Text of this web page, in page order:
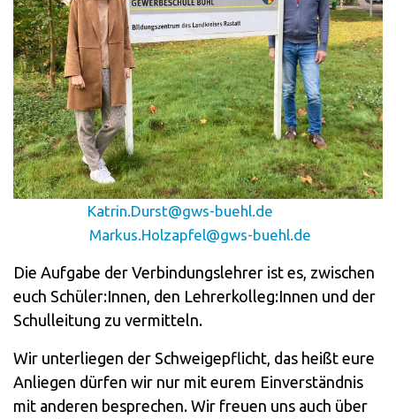
Katrin.Durst@gws-buehl.de
Markus.Holzapfel@gws-buehl.de
Die Aufgabe der Verbindungslehrer ist es, zwischen
euch Schüler:Innen, den Lehrerkolleg:Innen und der
Schulleitung zu vermitteln.
Wir unterliegen der Schweigepflicht, das heißt eure
Anliegen dürfen wir nur mit eurem Einverständnis
mit anderen besprechen. Wir freuen uns auch über